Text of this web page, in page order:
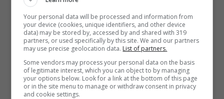
Mostra Informazioni
PlanetWin365
BONUS PLANETWIN365: FINO A 2050€
Planetwin365: 2050€ per sport e scommesse
Your personal data will be processed and information from
your device (cookies, unique identifiers, and other device
data) may be stored by, accessed by and shared with 319
partners, or used specifically by this site. We and our partners
may use precise geolocation data. List of partners.
Some vendors may process your personal data on the basis
of legitimate interest, which you can object to by managing
your options below. Look for a link at the bottom of this page
or in the site menu to manage or withdraw consent in privacy
and cookie settings.